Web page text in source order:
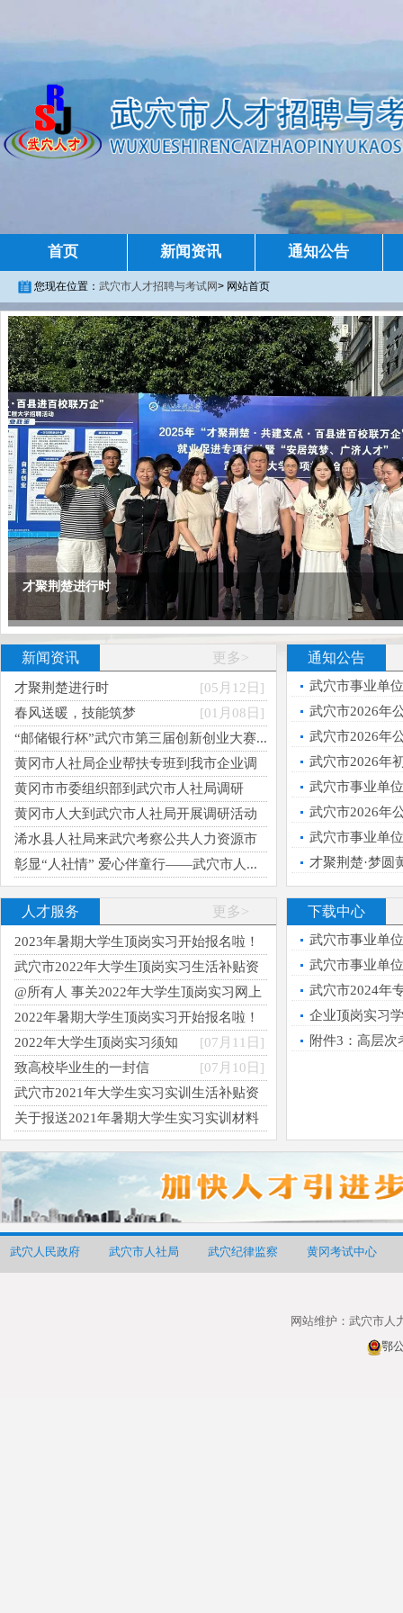
首页 新闻资讯 通知公告
您现在位置： 武穴市人才招聘与考试网> 网站首页
才聚荆楚进行时
新闻资讯 更多>
才聚荆楚进行时
[05月12日]
春风送暖，技能筑梦
[01月08日]
“邮储银行杯”武穴市第三届创新创业大赛...
[09月13日]
黄冈市人社局企业帮扶专班到我市企业调
研
[09月11日]
黄冈市市委组织部到武穴市人社局调研
[07月14日]
黄冈市人大到武穴市人社局开展调研活动
[07月13日]
浠水县人社局来武穴考察公共人力资源市
场...
[06月29日]
彰显“人社情” 爱心伴童行——武穴市人...
[06月01日]
通知公告
武穴市事业单
专业技术岗位（
武穴市2026年
武穴市2026年
黄冈市“优师计划
公告
武穴市2026年
公告武穴市事业单
考生面试成绩及
武穴市2026年
武穴市事业单
专业技术岗位、
才聚荆楚·梦圆
人员公示公告
人才服务 更多>
2023年暑期大学生顶岗实习开始报名啦！
[07月01日]
武穴市2022年大学生顶岗实习生活补贴资
金使用审核情况公示
[10月24日]
@所有人 事关2022年大学生顶岗实习网上
报名
[07月22日]
2022年暑期大学生顶岗实习开始报名啦！
[07月14日]
2022年大学生顶岗实习须知
[07月11日]
​致高校毕业生的一封信
[07月10日]
武穴市2021年大学生实习实训生活补贴资
金使用审核情况公示
[11月03日]
关于报送2021年暑期大学生实习实训材料
的通知
[08月19日]
下载中心
武穴市事业单
武穴市事业单
武穴市2024年
企业顶岗实习
附件3：高层
武穴人民政府 武穴市人社局 武穴纪律监察 黄冈考试中心
网站维护：武穴市人
鄂